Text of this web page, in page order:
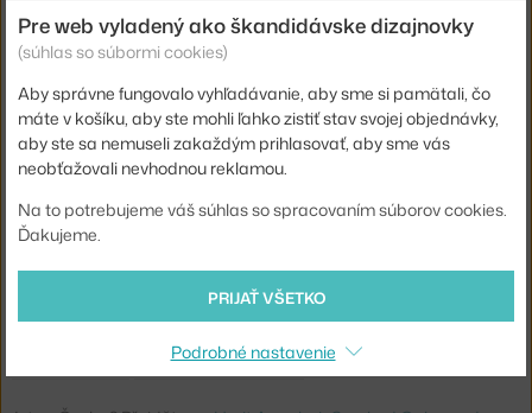
Šírka:
60 cm
Hmotnosť:
7 kg
Podrúčky:
s podrúčkami
Farba:
piesková, tmavé drevo
Materiál:
dubové drevo, plast
Stohovateľné:
nie
Sedák:
Kód produktu
NCP-1401036
5712396024199
Pre web vyladený ako škandidávske dizajnovky
(súhlas so súbormi cookies)
Aby správne fungovalo vyhľadávanie, aby sme si pamätali, čo
máte v košíku, aby ste mohli ľahko zistiť stav svojej objednávky,
aby ste sa nemuseli zakaždým prihlasovať, aby sme vás
neobťažovali nevhodnou reklamou.
Na to potrebujeme váš súhlas so spracovaním súborov cookies.
Ďakujeme.
PRIJAŤ VŠETKO
Podrobné nastavenie